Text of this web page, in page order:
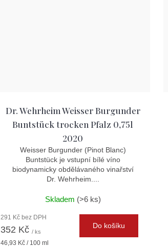
Dr. Wehrheim Weisser Burgunder
Buntstück trocken Pfalz 0,75l
2020
Weisser Burgunder (Pinot Blanc)
Buntstück je vstupní bílé víno
biodynamicky obdělávaného vinařství
Dr. Wehrheim....
Skladem (>6 ks)
291 Kč bez DPH
352 Kč / ks
Měrná
46,93 Kč / 100 ml
Do košíku